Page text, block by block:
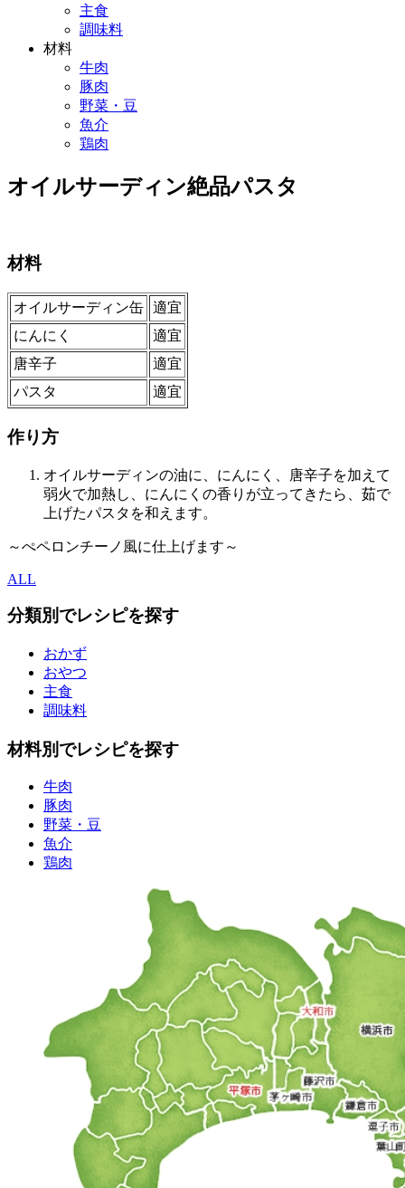
主食
調味料
材料
牛肉
豚肉
野菜・豆
魚介
鶏肉
オイルサーディン絶品パスタ
材料
オイルサーディン缶 適宜
にんにく
適宜
唐辛子
適宜
パスタ
適宜
作り方
オイルサーディンの油に、にんにく、唐辛子を加えて
弱火で加熱し、にんにくの香りが立ってきたら、茹で
上げたパスタを和えます。
～ぺペロンチーノ風に仕上げます～
ALL
分類別でレシピを探す
おかず
おやつ
主食
調味料
材料別でレシピを探す
牛肉
豚肉
野菜・豆
魚介
鶏肉